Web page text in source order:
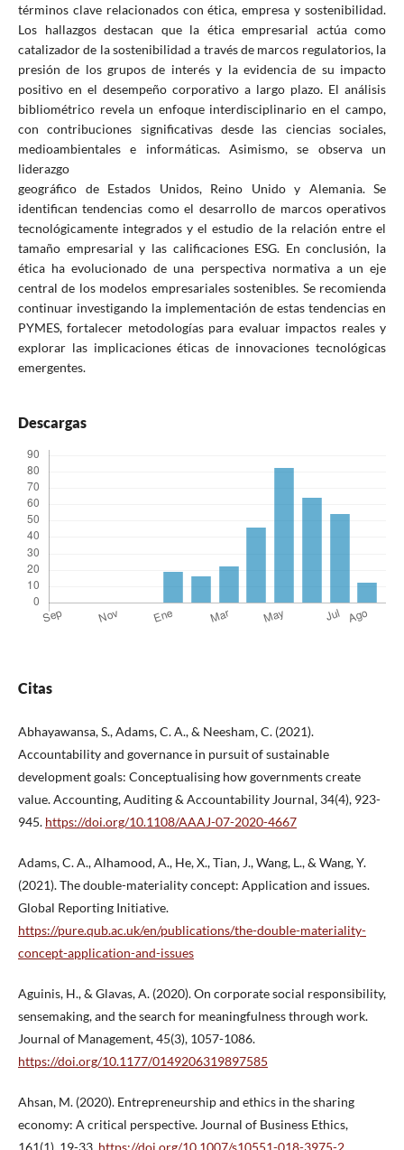
términos clave relacionados con ética, empresa y sostenibilidad.
Los hallazgos destacan que la ética empresarial actúa como
catalizador de la sostenibilidad a través de marcos regulatorios, la
presión de los grupos de interés y la evidencia de su impacto
positivo en el desempeño corporativo a largo plazo. El análisis
bibliométrico revela un enfoque interdisciplinario en el campo,
con contribuciones significativas desde las ciencias sociales,
medioambientales e informáticas. Asimismo, se observa un
liderazgo
geográfico de Estados Unidos, Reino Unido y Alemania. Se
identifican tendencias como el desarrollo de marcos operativos
tecnológicamente integrados y el estudio de la relación entre el
tamaño empresarial y las calificaciones ESG. En conclusión, la
ética ha evolucionado de una perspectiva normativa a un eje
central de los modelos empresariales sostenibles. Se recomienda
continuar investigando la implementación de estas tendencias en
PYMES, fortalecer metodologías para evaluar impactos reales y
explorar las implicaciones éticas de innovaciones tecnológicas
emergentes.
Descargas
Citas
Abhayawansa, S., Adams, C. A., & Neesham, C. (2021).
Accountability and governance in pursuit of sustainable
development goals: Conceptualising how governments create
value. Accounting, Auditing & Accountability Journal, 34(4), 923-
945. https://doi.org/10.1108/AAAJ-07-2020-4667
Adams, C. A., Alhamood, A., He, X., Tian, J., Wang, L., & Wang, Y.
(2021). The double-materiality concept: Application and issues.
Global Reporting Initiative.
https://pure.qub.ac.uk/en/publications/the-double-materiality-
concept-application-and-issues
Aguinis, H., & Glavas, A. (2020). On corporate social responsibility,
sensemaking, and the search for meaningfulness through work.
Journal of Management, 45(3), 1057-1086.
https://doi.org/10.1177/0149206319897585
Ahsan, M. (2020). Entrepreneurship and ethics in the sharing
economy: A critical perspective. Journal of Business Ethics,
161(1), 19-33. https://doi.org/10.1007/s10551-018-3975-2